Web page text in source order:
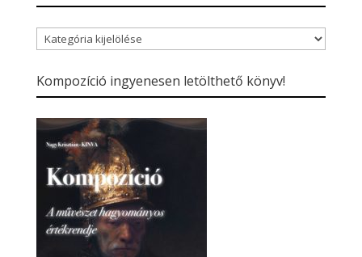
Blogbejegyzések
kategóriái
Kompozíció ingyenesen letölthető könyv!